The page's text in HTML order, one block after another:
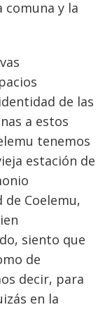
y la
de las
a estos
tenemos
estación de
Coelemu,
siento que
de
decir, para
en la